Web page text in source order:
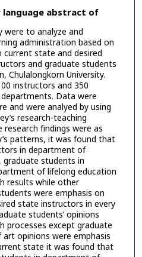
abstract of
were to analyze and
administration based on
current state and desired
and graduate students
Chulalongkorn University.
instructors and 350
Data were
and were analyed by using
research-teaching
research findings were as
patterns, it was found that
in department of
students in
of lifelong education
results while other
were emphasis on
state instructors in every
students’ opinions
processes except graduate
opinions were emphasis
state it was found that